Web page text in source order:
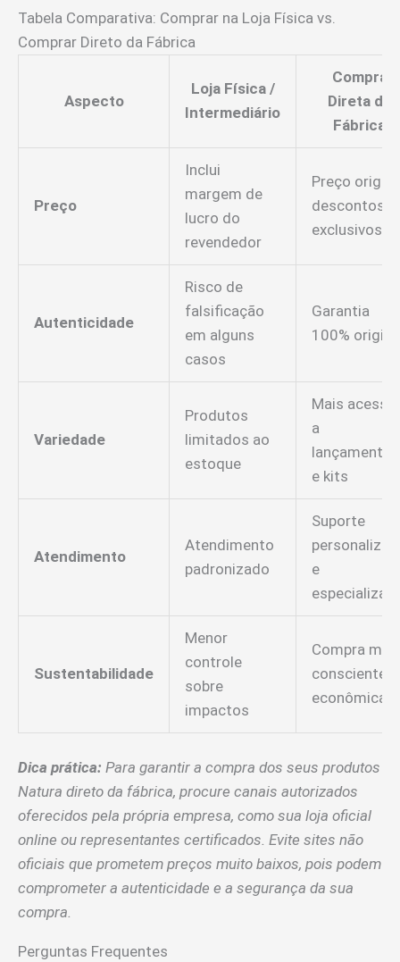
Tabela Comparativa: Comprar na Loja Física vs.
Comprar Direto da Fábrica
Aspecto
Loja Física /
Intermediário
Compra
Direta da
Fábrica
Preço
Inclui
margem de
lucro do
revendedor
Preço
descontos
exclusivos
Autenticidade
Risco de
falsificação
em alguns
casos
Garantia
100%
Variedade
Produtos
limitados ao
estoque
Mais acesso
a
lançamentos
e kits
Atendimento
Atendimento
padronizado
Suporte
e
Sustentabilidade
Menor
controle
sobre
impactos
Compra
consciente e
econômica
Dica prática: Para garantir a compra dos seus produtos
Natura direto da fábrica, procure canais autorizados
oferecidos pela própria empresa, como sua loja oficial
online ou representantes certificados. Evite sites não
oficiais que prometem preços muito baixos, pois podem
comprometer a autenticidade e a segurança da sua
compra.
Perguntas Frequentes